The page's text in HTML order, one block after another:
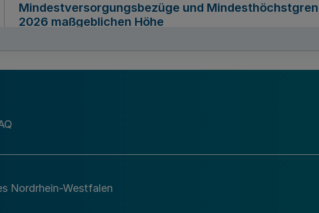
Mindestversorgungsbezüge und
2026 maßgeblichen Höhe
Richtlinie zur Durchführung des Förderprogramms
Nordrhein-Westfalen